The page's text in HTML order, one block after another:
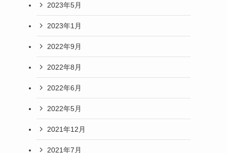
2023年5月
2023年1月
2022年9月
2022年8月
2022年6月
2022年5月
2021年12月
2021年7月